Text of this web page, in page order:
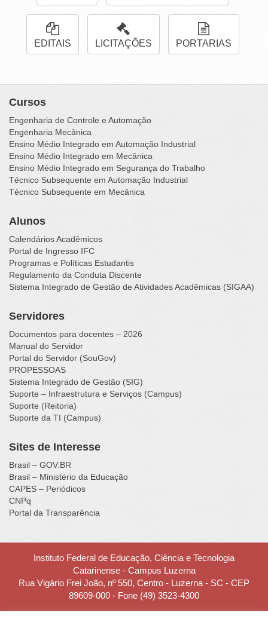
EDITAIS LICITAÇÕES PORTARIAS
Cursos
Engenharia de Controle e Automação
Engenharia Mecânica
Ensino Médio Integrado em Automação Industrial
Ensino Médio Integrado em Mecânica
Ensino Médio Integrado em Segurança do Trabalho
Técnico Subsequente em Automação Industrial
Técnico Subsequente em Mecânica
Alunos
Calendários Acadêmicos
Portal de Ingresso IFC
Programas e Políticas Estudantis
Regulamento da Conduta Discente
Sistema Integrado de Gestão de Atividades Acadêmicas (SIGAA)
Servidores
Documentos para docentes – 2026
Manual do Servidor
Portal do Servidor (SouGov)
PROPESSOAS
Sistema Integrado de Gestão (SIG)
Suporte – Infraestrutura e Serviços (Campus)
Suporte (Reitoria)
Suporte da TI (Campus)
Sites de Interesse
Brasil – GOV.BR
Brasil – Ministério da Educação
CAPES – Periódicos
CNPq
Portal da Transparência
Instituto Federal de Educação, Ciência e Tecnologia
Catarinense - Campus Luzerna
Rua Vigário Frei João, nº 550, Centro - Luzerna - SC - CEP
89609-000 - Fone (49) 3523-4300